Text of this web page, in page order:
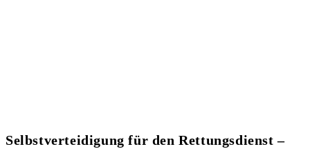
Selbstverteidigung für den Rettungsdienst –